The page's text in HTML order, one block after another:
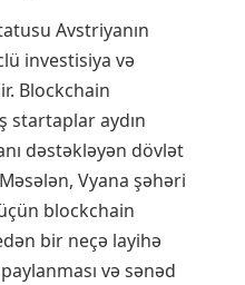
Avstriyanın
investisiya və
Blockchain
startaplar aydın
dəstəkləyən dövlət
Vyana şəhəri
blockchain
bir neçə layihə
və sənəd